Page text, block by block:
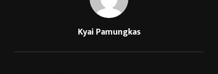
Kyai Pamungkas